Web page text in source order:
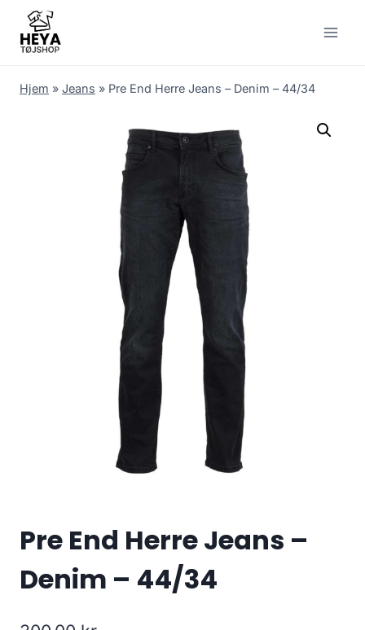
content
Hjem » Jeans » Pre End Herre Jeans – Denim – 44/34
Pre End Herre Jeans –
Denim – 44/34